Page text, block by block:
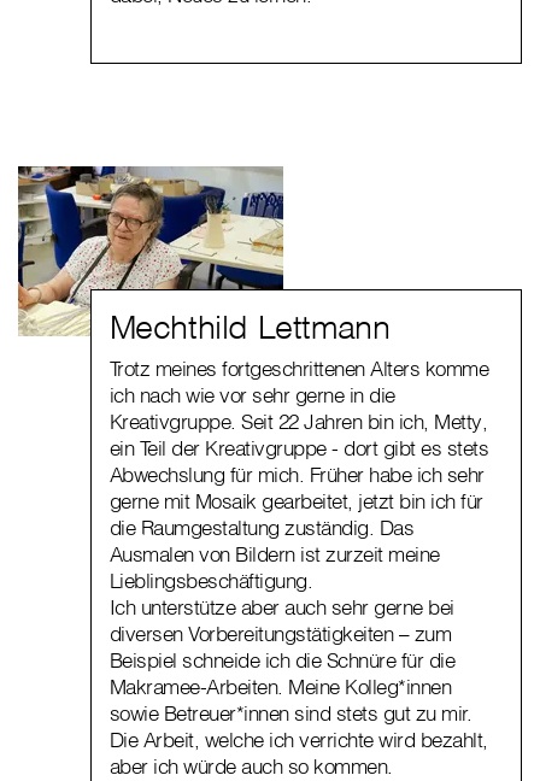
Mechthild Lettmann
Trotz meines fortgeschrittenen Alters komme
ich nach wie vor sehr gerne in die
Kreativgruppe. Seit 22 Jahren bin ich, Metty,
ein Teil der Kreativgruppe - dort gibt es stets
Abwechslung für mich. Früher habe ich sehr
gerne mit Mosaik gearbeitet, jetzt bin ich für
die Raumgestaltung zuständig. Das
Ausmalen von Bildern ist zurzeit meine
Lieblingsbeschäftigung.
Ich unterstütze aber auch sehr gerne bei
diversen Vorbereitungstätigkeiten – zum
Beispiel schneide ich die Schnüre für die
Makramee-Arbeiten. Meine Kolleg*innen
sowie Betreuer*innen sind stets gut zu mir.
Die Arbeit, welche ich verrichte wird bezahlt,
aber ich würde auch so kommen.